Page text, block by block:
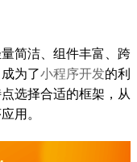
简洁、组件丰富、跨
为了小程序开发的利
选择合适的框架，从
用。